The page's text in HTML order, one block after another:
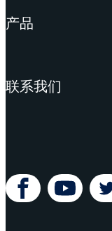
产品
联系我们